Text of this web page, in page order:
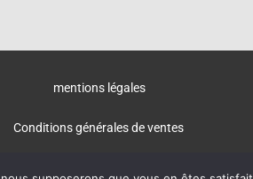
mentions légales
Conditions générales de ventes